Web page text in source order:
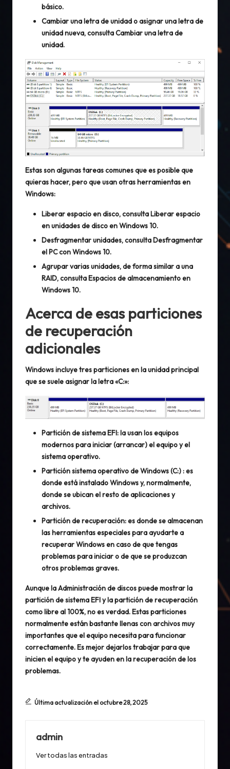
básico.
Cambiar una letra de unidad o asignar una letra de
unidad nueva, consultaCambiar una letra de
unidad.
Estas son algunas tareas comunes que es posible que
quieras hacer, pero que usan otras herramientas en
Windows:
Liberar espacio en disco, consultaLiberar espacio
en unidades de disco en Windows 10.
Desfragmentar unidades, consultaDesfragmentar
el PC con Windows 10.
Agrupar varias unidades, de forma similar a una
RAID, consultaEspacios de almacenamiento en
Windows 10.
Acerca de esas particiones
de recuperación
adicionales
Windows incluye tres particiones en la unidad principal
que se suele asignar la letra «C:»:
Partición de sistema EFI: la usan los equipos
modernos para iniciar (arrancar) el equipo y el
sistema operativo.
Partición sistema operativo de Windows (C:): es
donde está instalado Windows y, normalmente,
donde se ubican el resto de aplicaciones y
archivos.
Partición de recuperación: es donde se almacenan
las herramientas especiales para ayudarte a
recuperar Windows en caso de que tengas
problemas para iniciar o de que se produzcan
otros problemas graves.
Aunque la Administración de discos puede mostrar la
partición de sistema EFI y la partición de recuperación
como libre al 100%, no es verdad. Estas particiones
normalmente están bastante llenas con archivos muy
importantes que el equipo necesita para funcionar
correctamente. Es mejor dejarlos trabajar para que
inicien el equipo y te ayuden en la recuperación de los
problemas.
Última actualización el octubre 28, 2025
admin
Ver todas las entradas